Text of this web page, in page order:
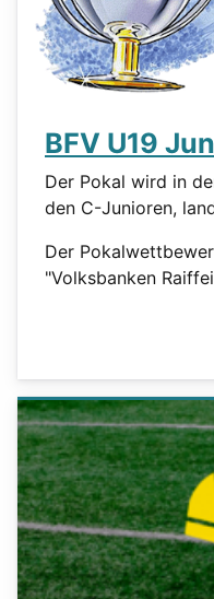
BFV U19
Der Pokal wird in
den C-Junioren,
Der
"Volksbanken